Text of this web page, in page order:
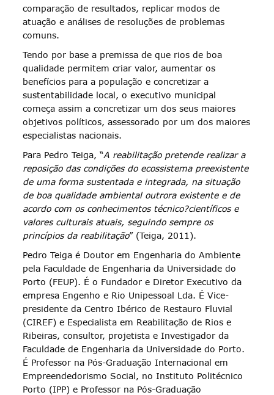
comparação de resultados, replicar modos de
atuação e análises de resoluções de problemas
comuns.
Tendo por base a premissa de que rios de boa
qualidade permitem criar valor, aumentar os
benefícios para a população e concretizar a
sustentabilidade local, o executivo municipal
começa assim a concretizar um dos seus maiores
objetivos políticos, assessorado por um dos maiores
especialistas nacionais.
Para Pedro Teiga, “A reabilitação pretende realizar a
reposição das condições do ecossistema preexistente
de uma forma sustentada e integrada, na situação
de boa qualidade ambiental outrora existente e de
acordo com os conhecimentos técnico?científicos e
valores culturais atuais, seguindo sempre os
princípios da reabilitação” (Teiga, 2011).
Pedro Teiga é Doutor em Engenharia do Ambiente
pela Faculdade de Engenharia da Universidade do
Porto (FEUP). É o Fundador e Diretor Executivo da
empresa Engenho e Rio Unipessoal Lda. É Vice-
presidente da Centro Ibérico de Restauro Fluvial
(CIREF) e Especialista em Reabilitação de Rios e
Ribeiras, consultor, projetista e Investigador da
Faculdade de Engenharia da Universidade do Porto.
É Professor na Pós-Graduação Internacional em
Empreendedorismo Social, no Instituto Politécnico
Porto (IPP) e Professor na Pós-Graduação